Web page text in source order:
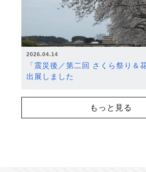
2026.04.14
「震災後／第二回 さくら祭り＆
出展しました
もっと見る